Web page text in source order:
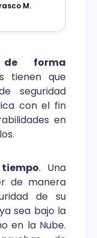
M.
forma
tienen que
seguridad
con el fin
en
. Una
de manera
de su
sea bajo la
en la Nube.